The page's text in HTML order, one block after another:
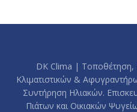
DK Clima | Τοποθέτηση,
Κλιματιστικών &
Συντήρηση Ηλιακών.
Πιάτων και Οικιακών